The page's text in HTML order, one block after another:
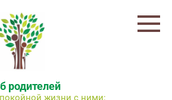
родителей
жизни с ними: